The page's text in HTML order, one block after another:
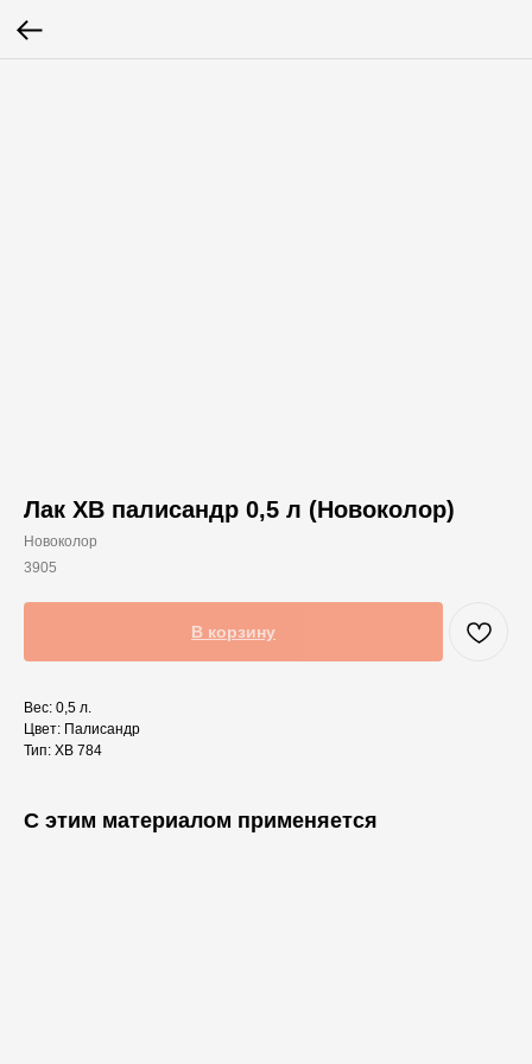
Лак ХВ палисандр 0,5 л (Новоколор)
Новоколор
3905
В корзину
Вес: 0,5 л.
Цвет: Палисандр
Тип: ХВ 784
С этим материалом применяется